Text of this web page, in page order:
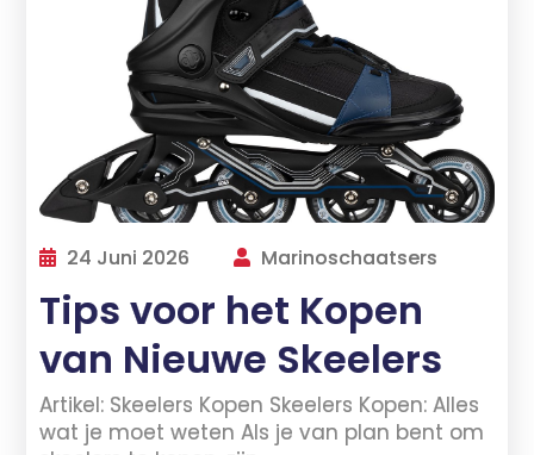
24 Juni 2026 Marinoschaatsers
Tips voor het Kopen
van Nieuwe Skeelers
Artikel: Skeelers Kopen Skeelers Kopen: Alles
wat je moet weten Als je van plan bent om